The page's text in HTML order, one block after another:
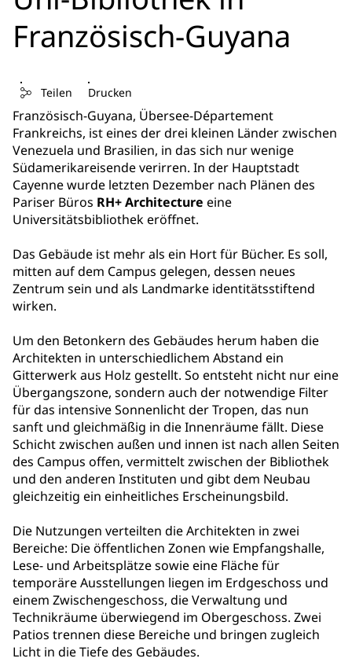
Französisch-Guyana
Teilen Drucken
Französisch-Guyana, Übersee-Département
Frankreichs, ist eines der drei kleinen Länder zwischen
Venezuela und Brasilien, in das sich nur wenige
Südamerikareisende verirren. In der Hauptstadt
Cayenne wurde letzten Dezember nach Plänen des
Pariser Büros RH+ Architecture eine
Universitätsbibliothek eröffnet.
Das Gebäude ist mehr als ein Hort für Bücher. Es soll,
mitten auf dem Campus gelegen, dessen neues
Zentrum sein und als Landmarke identitätsstiftend
wirken.
Um den Betonkern des Gebäudes herum haben die
Architekten in unterschiedlichem Abstand ein
Gitterwerk aus Holz gestellt. So entsteht nicht nur eine
Übergangszone, sondern auch der notwendige Filter
für das intensive Sonnenlicht der Tropen, das nun
sanft und gleichmäßig in die Innenräume fällt. Diese
Schicht zwischen außen und innen ist nach allen Seiten
des Campus offen, vermittelt zwischen der Bibliothek
und den anderen Instituten und gibt dem Neubau
gleichzeitig ein einheitliches Erscheinungsbild.
Die Nutzungen verteilten die Architekten in zwei
Bereiche: Die öffentlichen Zonen wie Empfangshalle,
Lese- und Arbeitsplätze sowie eine Fläche für
temporäre Ausstellungen liegen im Erdgeschoss und
einem Zwischengeschoss, die Verwaltung und
Technikräume überwiegend im Obergeschoss. Zwei
Patios trennen diese Bereiche und bringen zugleich
Licht in die Tiefe des Gebäudes.